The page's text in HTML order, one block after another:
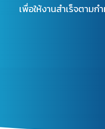
เพื่อให้งานสำเร็จตาม